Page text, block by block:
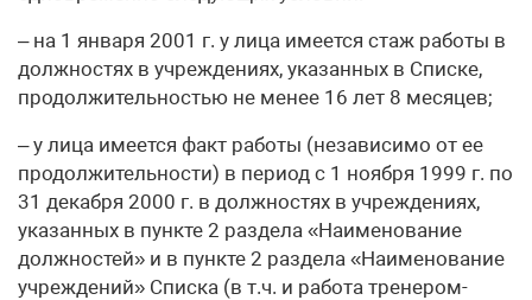
– на 1 января 2001 г. у лица имеется стаж работы в
должностях в учреждениях, указанных в Списке,
продолжительностью не менее 16 лет 8 месяцев;
– у лица имеется факт работы (независимо от ее
продолжительности) в период с 1 ноября 1999 г. по
31 декабря 2000 г. в должностях в учреждениях,
указанных в пункте 2 раздела «Наименование
должностей» и в пункте 2 раздела «Наименование
учреждений» Списка (в т.ч. и работа тренером-